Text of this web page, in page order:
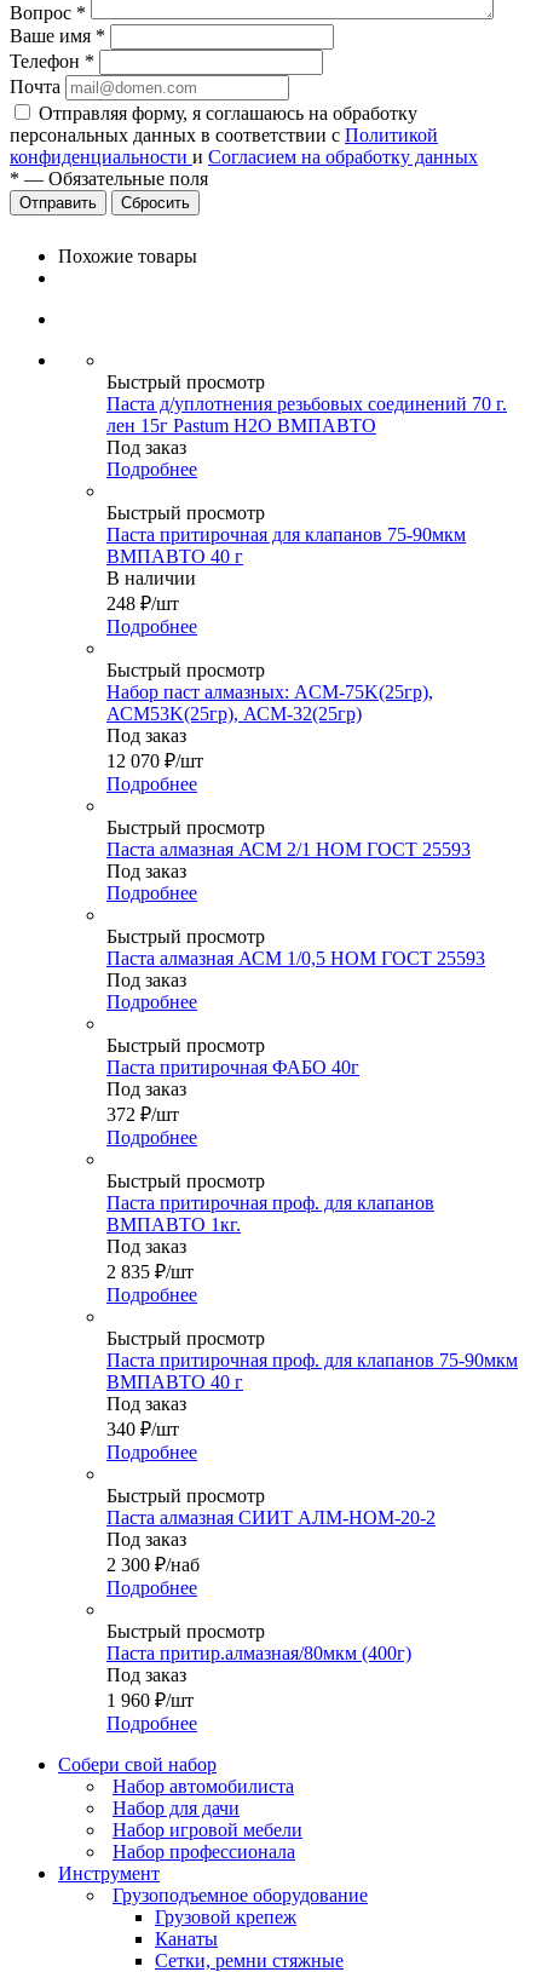
Вопрос *
Ваше имя *
Телефон *
Почта
Отправляя форму, я соглашаюсь на обработку
персональных данных в соответствии с Политикой
конфиденциальности и Согласием на обработку данных
* — Обязательные поля
Сбросить
Похожие товары
Быстрый просмотр
Паста д/уплотнения резьбовых соединений 70 г.
лен 15г Pastum H2O ВМПАВТО
Под заказ
Подробнее
Быстрый просмотр
Паста притирочная для клапанов 75-90мкм
ВМПАВТО 40 г
В наличии
248 ₽/шт
Подробнее
Быстрый просмотр
Набор паст алмазных: ACM-75K(25гр),
АСМ53K(25гр), АСМ-32(25гр)
Под заказ
12 070 ₽/шт
Подробнее
Быстрый просмотр
Паста алмазная АСМ 2/1 НОМ ГОСТ 25593
Под заказ
Подробнее
Быстрый просмотр
Паста алмазная АСМ 1/0,5 НОМ ГОСТ 25593
Под заказ
Подробнее
Быстрый просмотр
Паста притирочная ФАБО 40г
Под заказ
372 ₽/шт
Подробнее
Быстрый просмотр
Паста притирочная проф. для клапанов
ВМПАВТО 1кг.
Под заказ
2 835 ₽/шт
Подробнее
Быстрый просмотр
Паста притирочная проф. для клапанов 75-90мкм
ВМПАВТО 40 г
Под заказ
340 ₽/шт
Подробнее
Быстрый просмотр
Паста алмазная СИИТ АЛМ-НОМ-20-2
Под заказ
2 300 ₽/наб
Подробнее
Быстрый просмотр
Паста притир.алмазная/80мкм (400г)
Под заказ
1 960 ₽/шт
Подробнее
Собери свой набор
Набор автомобилиста
Набор для дачи
Набор игровой мебели
Набор профессионала
Инструмент
Грузоподъемное оборудование
Грузовой крепеж
Канаты
Сетки, ремни стяжные